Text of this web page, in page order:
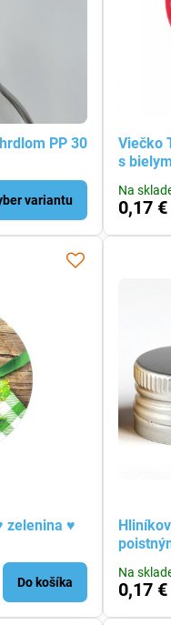
PP 30
variantu
Viečko
s
Na
0,17 €
zelenina ♥
Do košíka
Na
0,17 €